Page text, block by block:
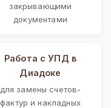
закрывающими
документами
Работа с УПД в
Диадоке
для замены счетов-
фактур и накладных